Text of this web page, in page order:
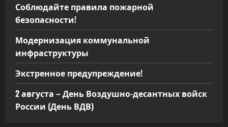
Соблюдайте правила пожарной
безопасности!
Модернизация коммунальной
инфраструктуры
Экстренное предупреждение!
2 августа – День Воздушно-десантных войск
России (День ВДВ)